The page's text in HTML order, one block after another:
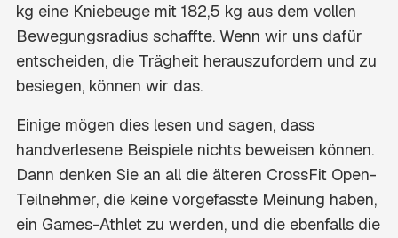
kg eine Kniebeuge mit 182,5 kg aus dem vollen
Bewegungsradius schaffte. Wenn wir uns dafür
entscheiden, die Trägheit herauszufordern und zu
besiegen, können wir das.
Einige mögen dies lesen und sagen, dass
handverlesene Beispiele nichts beweisen können.
Dann denken Sie an all die älteren CrossFit Open-
Teilnehmer, die keine vorgefasste Meinung haben,
ein Games-Athlet zu werden, und die ebenfalls die